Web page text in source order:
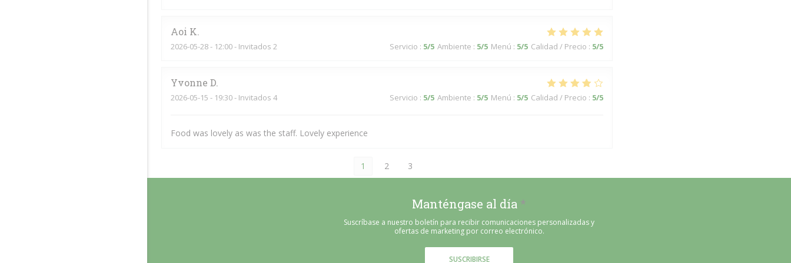
Aoi K
2026-05-28- 12:00 - Invitados 2 Servicio : 5/5 Ambiente : 5/5 Menú : 5/5 Calidad / Precio : 5/5
Yvonne D
2026-05-15 - 19:30 - Invitados 4 Servicio : 5/5 Ambiente : 5/5 Menú : 5/5 Calidad / Precio : 5/5
Food was lovely as was the staff. Lovely experience
1 2 3
Manténgase al día *
Suscríbase a nuestro boletín para recibir comunicaciones personalizadas y
ofertas de marketing por correo electrónico.
SUSCRIBIRSE